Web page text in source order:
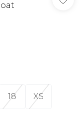
18 XS